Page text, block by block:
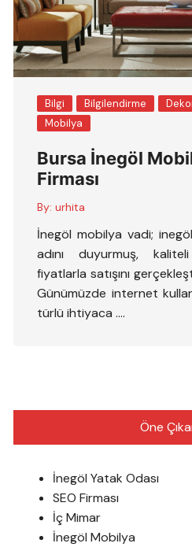
Bilgi Bilgilendirme
Mobilya
Bursa İnegöl
Firması
By: urhita
İnegöl mobilya vadi;
adını duyurmuş,
fiyatlarla satışını
Günümüzde internet
türlü ihtiyaca ….
Öne
İnegöl Yatak Odası
SEO Firması
İç Mimar
İnegöl Mobilya